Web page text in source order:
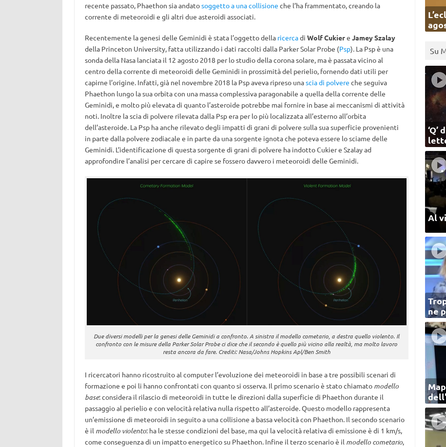
recente passato, Phaethon sia andatosoggetto a una collisione che l’ha frammentato, creando la
corrente di meteoroidi e gli altri due asteroidi associati.
Recentemente la genesi delle Geminidi è stata l’oggetto della ricercadi Wolf Cukiere Jamey Szalay
della Princeton University, fatta utilizzando i dati raccolti dalla Parker Solar Probe (Psp). La Psp è una
sonda della Nasa lanciata il 12 agosto 2018 per lo studio della corona solare, ma è passata vicino al
centro della corrente di meteoroidi delle Geminidi in prossimità del perielio, fornendo dati utili per
capirne l’origine. Infatti, già nel novembre 2018 la Psp aveva ripreso unascia di polvere che seguiva
Phaethon lungo la sua orbita con una massa complessiva paragonabile a quella della corrente delle
Geminidi, e molto più elevata di quanto l’asteroide potrebbe mai fornire in base ai meccanismi di attività
noti. Inoltre la scia di polvere rilevata dalla Psp era per lo più localizzata all’esterno all’orbita
dell’asteroide. La Psp ha anche rilevato degli impatti di grani di polvere sulla sua superficie provenienti
in parte dalla polvere zodiacale e in parte da una sorgente ignota che poteva essere lo sciame delle
Geminidi. L’identificazione di questa sorgente di grani di polvere ha indotto Cukier e Szalay ad
approfondire l’analisi per cercare di capire se fossero davvero i meteoroidi delle Geminidi.
Due diversi modelli per la genesi delle Geminidi a confronto. A sinistra il modello cometario, a destra quello violento. Il
confronto con le misure della Parker Solar Probe ci dice che il secondo è quello più vicino alla realtà, ma molto lavoro
resta ancora da fare. Crediti: Nasa/Johns Hopkins Apl/Ben Smith
I ricercatori hanno ricostruito al computer l’evoluzione dei meteoroidi in base a tre possibili scenari di
formazione e poi li hanno confrontati con quanto si osserva. Il primo scenario è stato chiamato modello
base: considera il rilascio di meteoroidi in tutte le direzioni dalla superficie di Phaethon durante il
passaggio al perielio e con velocità relativa nulla rispetto all’asteroide. Questo modello rappresenta
un’emissione di meteoroidi in seguito a una collisione a bassa velocità con Phaethon. Il secondo scenario
è il modello violento: ha le stesse condizioni del base, ma qui la velocità relativa di emissione è di 1 km/s,
come conseguenza di un impatto energetico su Phaethon. Infine il terzo scenario è il modello cometario,
Su
Al
ne